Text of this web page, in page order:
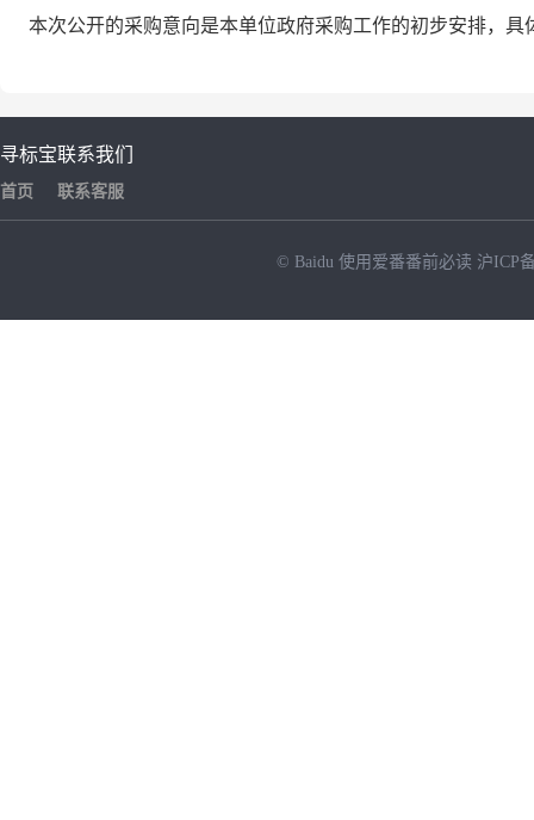
本次公开的采购意向是本单位政府采购工作的初步安排，
寻标宝
首页
联系我们
联系客服
© Baidu 使用爱番番前必读 沪ICP